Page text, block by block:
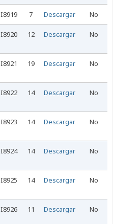
I8919 7 Descargar No
I8920 12 Descargar No
I8921 19 Descargar No
I8922 14 Descargar No
I8923 14 Descargar No
I8924 14 Descargar No
I8925 14 Descargar No
I8926 11 Descargar No